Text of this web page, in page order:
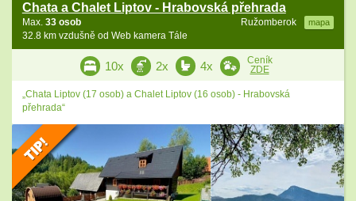
Chata a Chalet Liptov - Hrabovská přehrada
Ružomberok mapa
Max. 33 osob
32.8 km vzdušně od Web kamera Tále
10x 2x 4x
Ceník
ZDE
„Chata Liptov (17 osob) a Chalet Liptov (16 osob) - Hrabovská
přehrada“